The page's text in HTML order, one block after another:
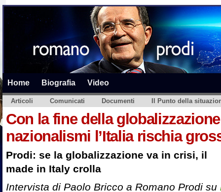
Home Biografia Video
Articoli Comunicati Documenti Il Punto della
Con la fine della
nazionalismi l’Italia rischia
Prodi: se la globalizzazione va in crisi, il
made in Italy crolla
Intervista di Paolo Bricco a Romano Prodi su